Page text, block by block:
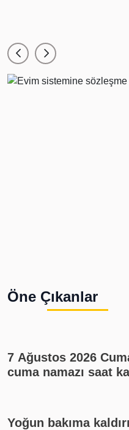
Öne Çıkanlar
7 Ağustos 2026
cuma namazı saat
Yoğun bakıma